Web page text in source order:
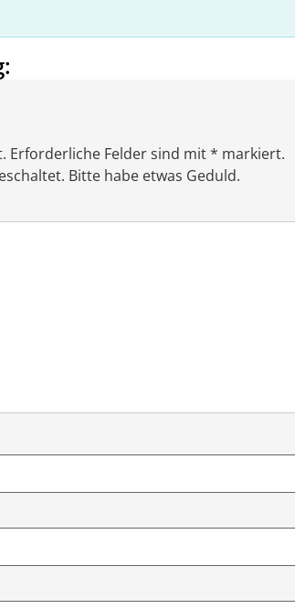
Erforderliche Felder sind mit * markiert.
Bitte habe etwas Geduld.